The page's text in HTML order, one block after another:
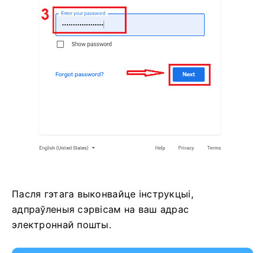
Пасля гэтага выконвайце інструкцыі,
адпраўленыя сэрвісам на ваш адрас
электроннай пошты.